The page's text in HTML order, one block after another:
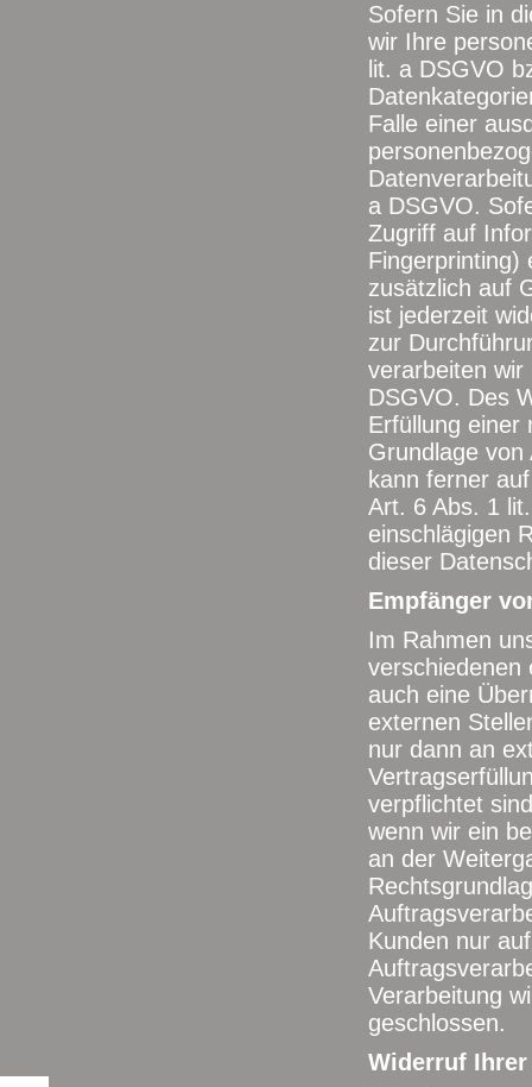
Sofern Sie in
wir Ihre
lit. a DSGVO
Falle einer
a DSGVO.
Zugriff auf
Fingerprinting)
zusätzlich auf
ist jederzeit
zur
verarbeiten
DSGVO. Des
Erfüllung einer
Grundlage
kann ferner
Art. 6 Abs. 1
einschlägigen
dieser
Empfänger
Im Rahmen
verschiedenen
auch eine
externen
nur dann an
verpflichtet
wenn wir ein
an der
Kunden nur
Verarbeitung
geschlossen.
Widerruf